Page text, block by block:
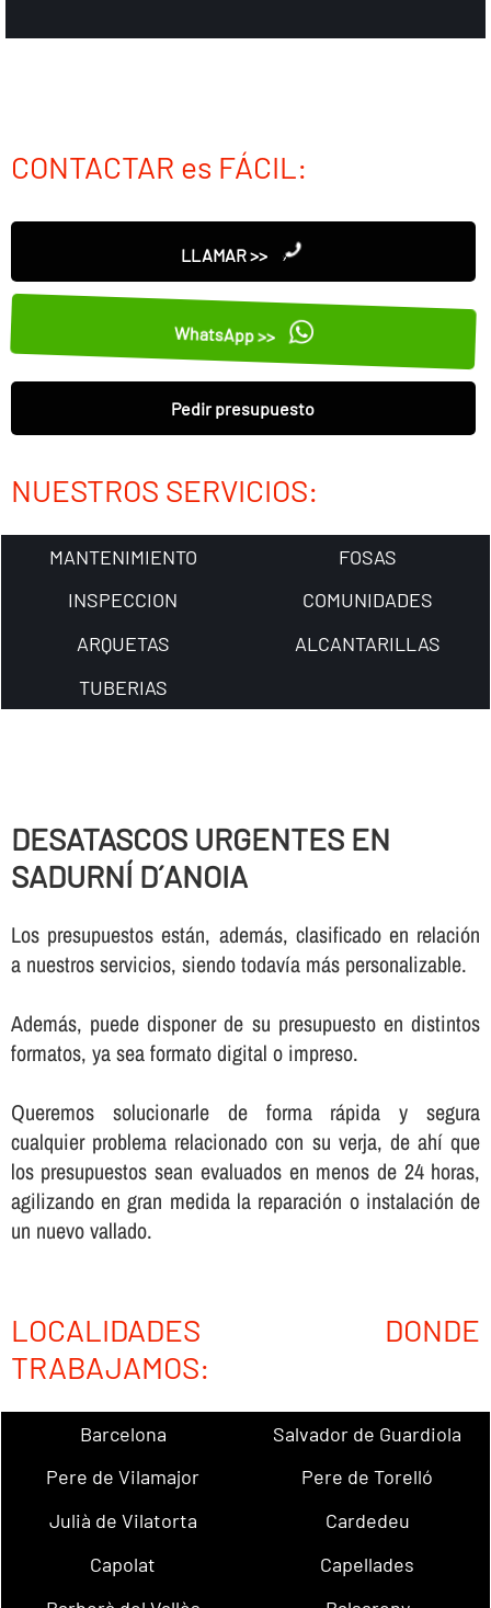
CONTACTAR es FÁCIL:
LLAMAR >>
WhatsApp >>
Pedir presupuesto
NUESTROS SERVICIOS:
MANTENIMIENTO
FOSAS
INSPECCION
COMUNIDADES
ARQUETAS
ALCANTARILLAS
TUBERIAS
DESATASCOS URGENTES EN
SADURNÍ D´ANOIA
Los presupuestos están, además, clasificado en relación
a nuestros servicios, siendo todaví­a más personalizable.
Además, puede disponer de su presupuesto en distintos
formatos, ya sea formato digital o impreso.
Queremos solucionarle de forma rápida y segura
cualquier problema relacionado con su verja, de ahí­ que
los presupuestos sean evaluados en menos de 24 horas,
agilizando en gran medida la reparación o instalación de
un nuevo vallado.
LOCALIDADES DONDE
TRABAJAMOS:
Barcelona
Salvador de Guardiola
Pere de Vilamajor
Pere de Torelló
Julià de Vilatorta
Cardedeu
Capolat
Capellades